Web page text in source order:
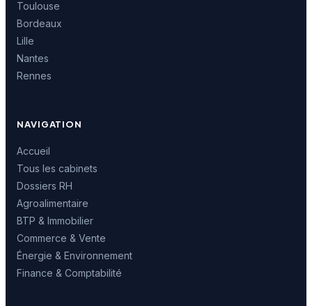
Toulouse
Bordeaux
Lille
Nantes
Rennes
NAVIGATION
Accueil
Tous les cabinets
Dossiers RH
Agroalimentaire
BTP & Immobilier
Commerce & Vente
Énergie & Environnement
Finance & Comptabilité